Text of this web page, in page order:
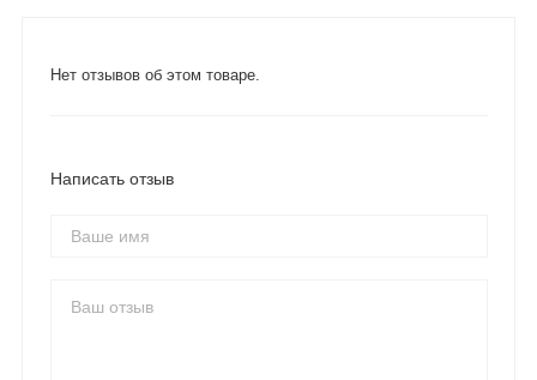
Нет отзывов об этом товаре.
Написать отзыв